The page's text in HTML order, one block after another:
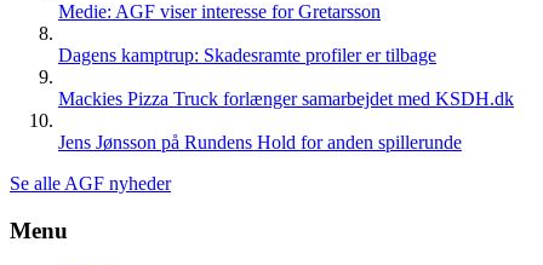
Medie: AGF viser interesse for Gretarsson
Dagens kamptrup: Skadesramte profiler er tilbage
Mackies Pizza Truck forlænger samarbejdet med KSDH.dk
Jens Jønsson på Rundens Hold for anden spillerunde
Se alle AGF nyheder
Menu